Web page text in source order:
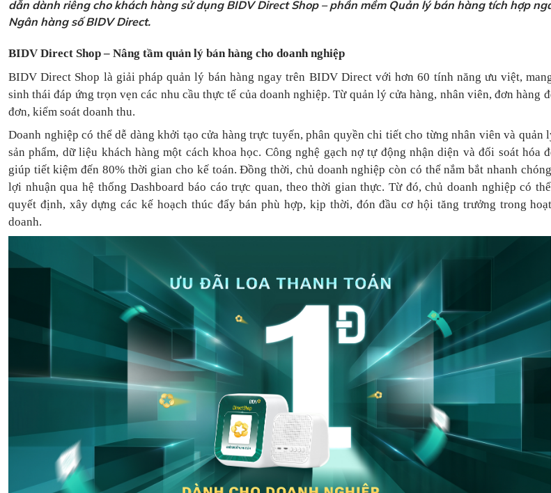
dẫn dành riêng cho khách hàng sử dụng BIDV Direct Shop – phần mềm Quản lý bán hàng tích hợp
Ngân hàng số BIDV Direct.
BIDV Direct Shop – Nâng tầm quản lý bán hàng cho doanh nghiệp
BIDV Direct Shop là giải pháp quản lý bán hàng ngay trên BIDV Direct với hơn 60 tính năng ưu việt,
sinh thái đáp ứng trọn vẹn các nhu cầu thực tế của doanh nghiệp. Từ quản lý cửa hàng, nhân viên, đơn hàng
đơn, kiểm soát doanh thu.
Doanh nghiệp có thể dễ dàng khởi tạo cửa hàng trực tuyến, phân quyền chi tiết cho từng nhân viên và quản
sản phẩm, dữ liệu khách hàng một cách khoa học. Công nghệ gạch nợ tự động nhận diện và đối soát hóa
giúp tiết kiệm đến 80% thời gian cho kế toán. Đồng thời, chủ doanh nghiệp còn có thể nắm bắt nhanh
lợi nhuận qua hệ thống Dashboard báo cáo trực quan, theo thời gian thực. Từ đó, chủ doanh nghiệpcó thể
quyết định, xây dựng các kế hoạch thúc đẩy bán phù hợp, kịp thời, đón đầu cơ hội tăng trưởng trong
doanh.